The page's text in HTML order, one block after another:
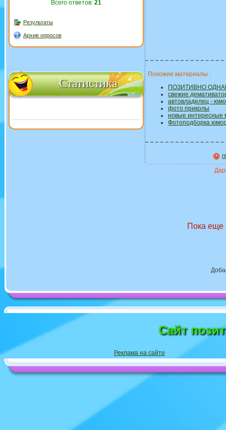
Всего ответов: 21
Результаты
Архив опросов
Статистика
Похожие материалы :
ПОЗИТИВНО
свежие
автовладелец -
фото приколы
новые интересные
Фотоподборка
Пока еще
Сайт
Реклама на сайте